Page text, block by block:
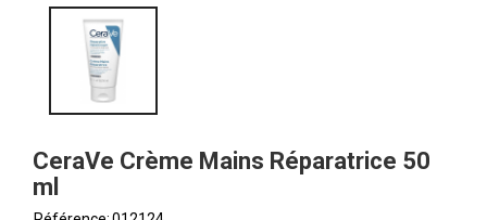
CeraVe Crème Mains Réparatrice 50
ml